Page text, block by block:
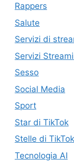
Rappers
Salute
Servizi di
Servizi
Sesso
Social Media
Sport
Star di TikTok
Stelle di TikTok
Tecnologia AI